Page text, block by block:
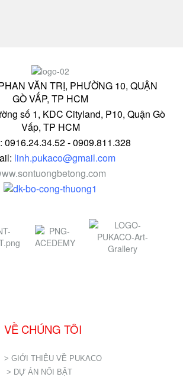
VĂN TRỊ, PHƯỜNG 10, QUẬN
GÒ VẤP, TP HCM
số 1, KDC Cityland, P10, Quận Gò
Vấp, TP HCM
0916.24.34.52 - 0909.811.328
linh.pukaco@gmail.com
VỀ CHÚNG TÔI
> GIỚI THIỆU VỀ PUKACO
> DỰ ÁN NỔI BẬT